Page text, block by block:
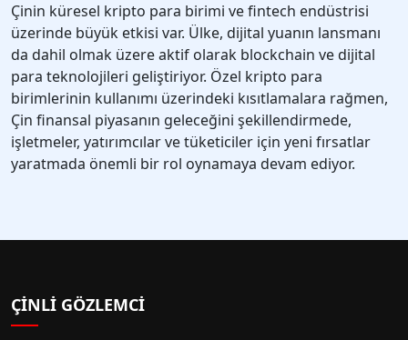
Çinin küresel kripto para birimi ve fintech endüstrisi
üzerinde büyük etkisi var. Ülke, dijital yuanın lansmanı
da dahil olmak üzere aktif olarak blockchain ve dijital
para teknolojileri geliştiriyor. Özel kripto para
birimlerinin kullanımı üzerindeki kısıtlamalara rağmen,
Çin finansal piyasanın geleceğini şekillendirmede,
işletmeler, yatırımcılar ve tüketiciler için yeni fırsatlar
yaratmada önemli bir rol oynamaya devam ediyor.
ÇINLI GÖZLEMCI